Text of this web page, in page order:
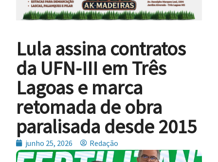
Lula assina contratos
da UFN-III em Três
Lagoas e marca
retomada de obra
paralisada desde 2015
junho 25, 2026 Redação